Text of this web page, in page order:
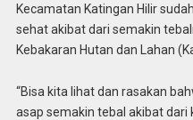
Kecamatan Katingan Hilir
sehat akibat dari semakin
Kebakaran Hutan dan Lahan
“Bisa kita lihat dan rasakan
asap semakin tebal akibat dari